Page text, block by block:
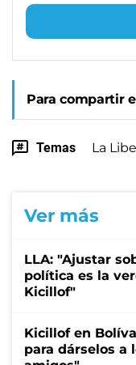
Para compartir
Temas La
Ver más
LLA: "Ajustar
política es la
Kicillof"
Kicillof en
para dárselos a